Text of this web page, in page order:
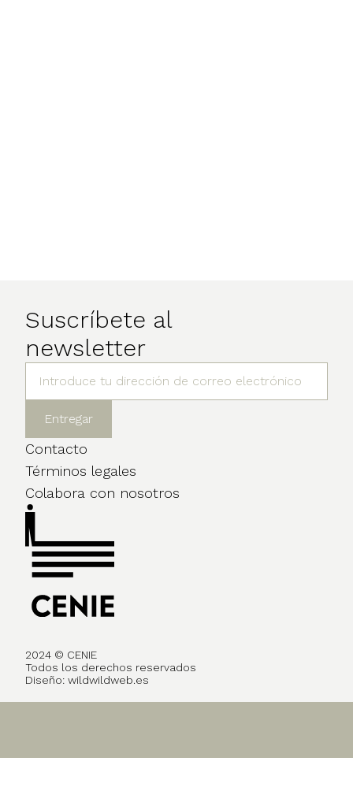
Suscríbete al
newsletter
Contacto
Términos legales
Colabora con nosotros
2024 © CENIE
Todos los derechos reservados
Diseño: wildwildweb.es